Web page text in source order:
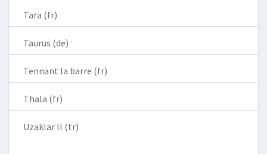
Tara (fr)
Taurus (de)
Tennant la barre (fr)
Thala (fr)
Uzaklar II (tr)